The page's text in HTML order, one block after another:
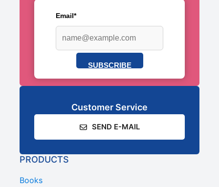
Email*
SUBSCRIBE
Customer Service
SEND E-MAIL
PRODUCTS
Books